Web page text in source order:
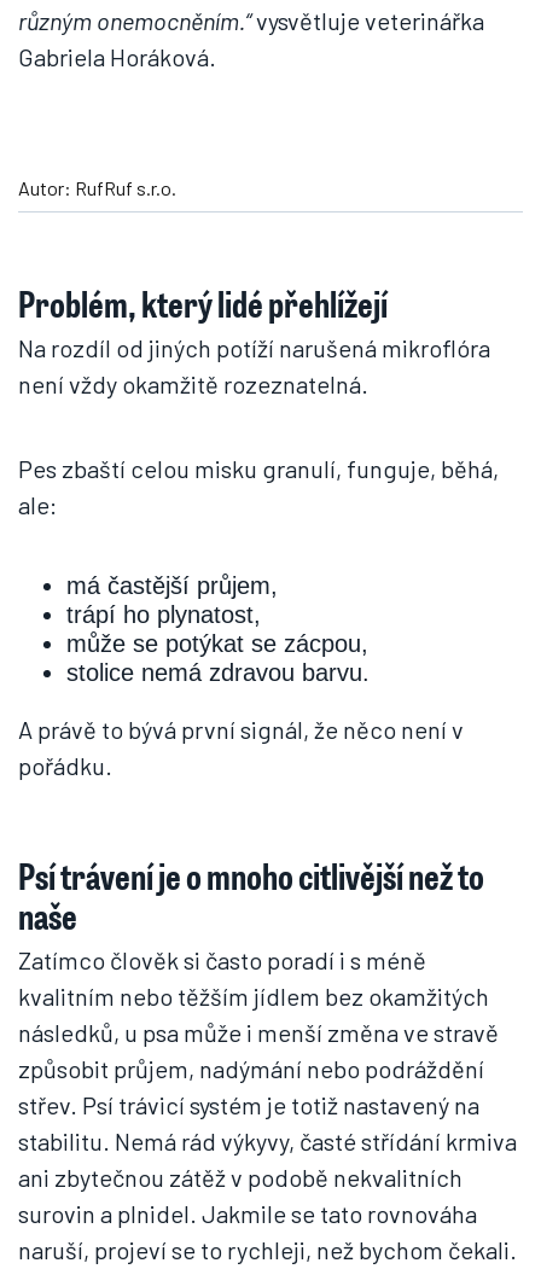
různým onemocněním.“vysvětluje veterinářka
Gabriela Horáková.
Autor: RufRuf s.r.o.
Problém, který lidé přehlížejí
Na rozdíl od jiných potíží narušená mikroflóra
není vždy okamžitě rozeznatelná.
Pes zbaští celou misku granulí, funguje, běhá,
ale:
má častější průjem,
trápí ho plynatost,
může se potýkat se zácpou,
stolice nemá zdravou barvu.
A právě to bývá první signál, že něco není v
pořádku.
Psí trávení je o mnoho citlivější než to
naše
Zatímco člověk si často poradí i s méně
kvalitním nebo těžším jídlem bez okamžitých
následků, u psa může i menší změna ve stravě
způsobit průjem, nadýmání nebo podráždění
střev. Psí trávicí systém je totiž nastavený na
stabilitu. Nemá rád výkyvy, časté střídání krmiva
ani zbytečnou zátěž v podobě nekvalitních
surovin a plnidel. Jakmile se tato rovnováha
naruší, projeví se to rychleji, než bychom čekali.